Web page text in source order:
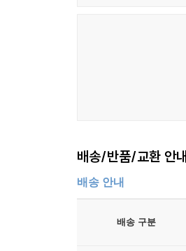
배송/반품/교환 안내
배송 안내
배송 구분